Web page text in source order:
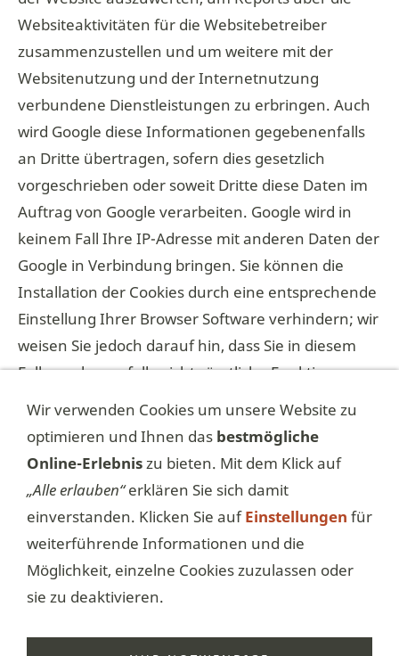
Websiteaktivitäten für die Websitebetreiber
zusammenzustellen und um weitere mit der
Websitenutzung und der Internetnutzung
verbundene Dienstleistungen zu erbringen. Auch
wird Google diese Informationen gegebenenfalls
an Dritte übertragen, sofern dies gesetzlich
vorgeschrieben oder soweit Dritte diese Daten im
Auftrag von Google verarbeiten. Google wird in
keinem Fall Ihre IP-Adresse mit anderen Daten der
Google in Verbindung bringen. Sie können die
Installation der Cookies durch eine entsprechende
Einstellung Ihrer Browser Software verhindern; wir
weisen Sie jedoch darauf hin, dass Sie in diesem
Fall gegebenenfalls nicht sämtliche Funktionen
dieser Website voll umfänglich nutzen können.
Durch die Nutzung dieser Website erklären Sie sich
mit der Bearbeitung der über Sie erhobenen Daten
durch Google in der zuvor beschriebenen Art und
Weise und zu dem zuvor benannten Zweck
einverstanden. Wenn Sie Google Analytics
deaktivieren möchten, finden Sie das passende
Browser-Add-On unter
Wir verwenden Cookies um unsere Website zu
optimieren und Ihnen das bestmögliche
Online-Erlebniszu bieten. Mit dem Klick auf
„Alle erlauben“erklären Sie sich damit
einverstanden. Klicken Sie aufEinstellungen für
weiterführende Informationen und die
Möglichkeit, einzelne Cookies zuzulassen oder
sie zu deaktivieren.